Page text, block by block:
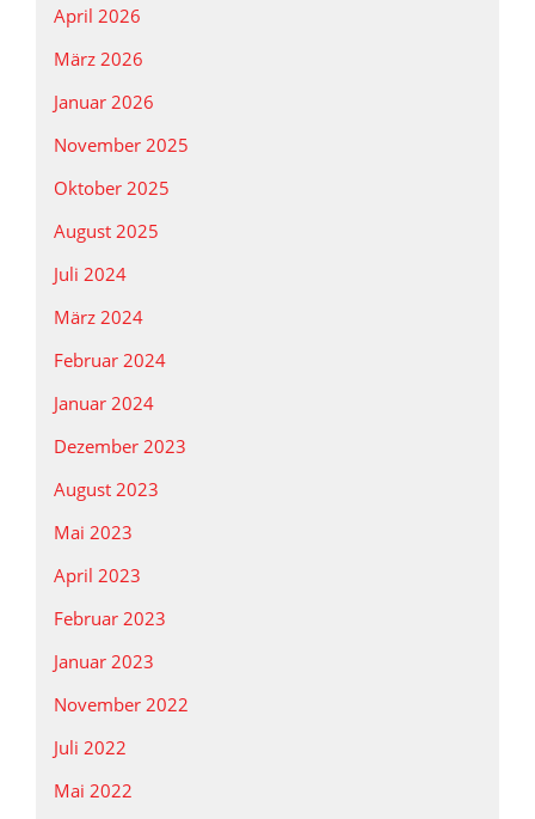
April 2026
März 2026
Januar 2026
November 2025
Oktober 2025
August 2025
Juli 2024
März 2024
Februar 2024
Januar 2024
Dezember 2023
August 2023
Mai 2023
April 2023
Februar 2023
Januar 2023
November 2022
Juli 2022
Mai 2022